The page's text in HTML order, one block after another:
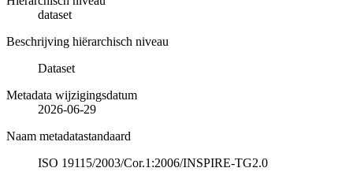
dataset
Beschrijving hiërarchisch niveau
Dataset
Metadata wijzigingsdatum
2026-06-29
Naam metadatastandaard
ISO 19115/2003/Cor.1:2006/INSPIRE-TG2.0